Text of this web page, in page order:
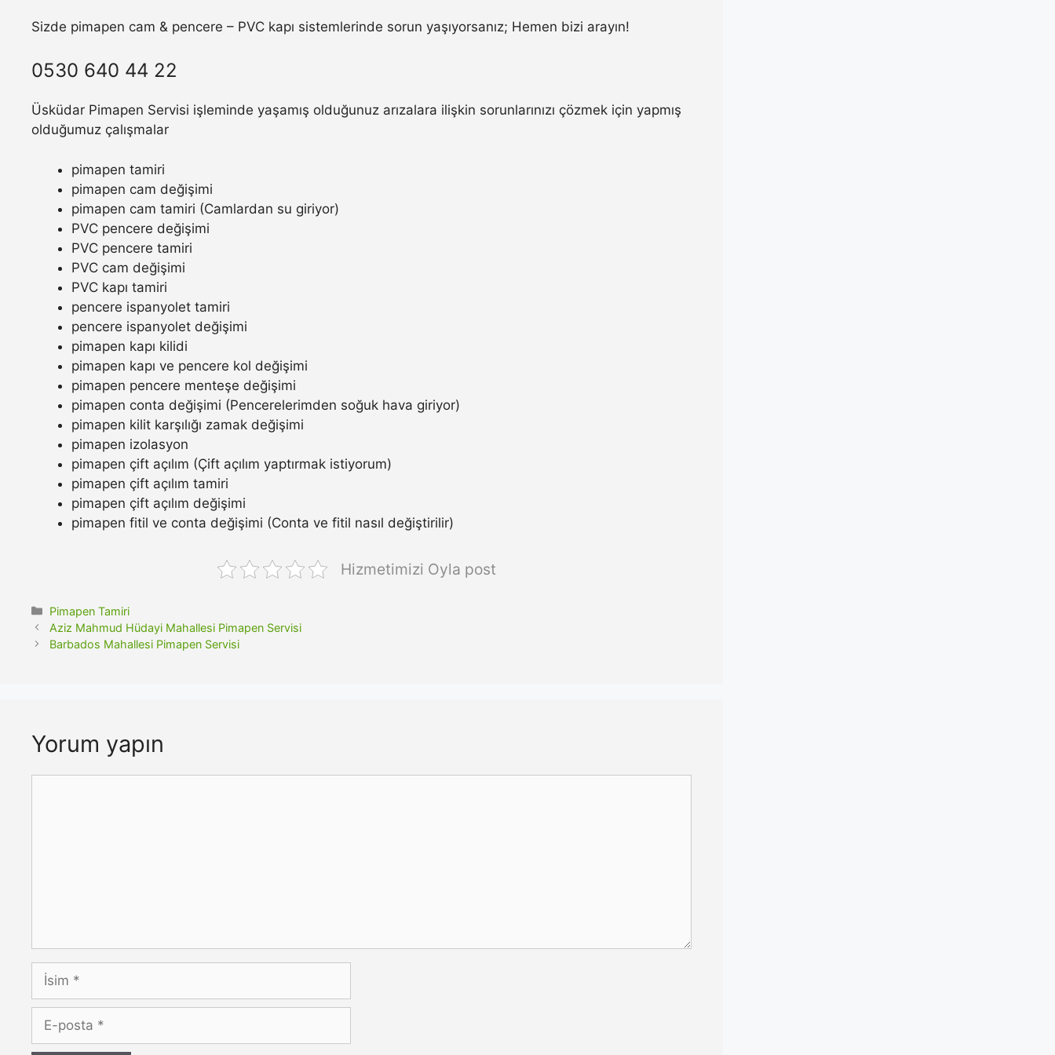
Sizde pimapen cam & pencere – PVC kapı sistemlerinde sorun yaşıyorsanız; Hemen bizi arayın!
0530 640 44 22
Üsküdar Pimapen Servisi işleminde yaşamış olduğunuz arızalara ilişkin sorunlarınızı çözmek için yapmış
olduğumuz çalışmalar
pimapen tamiri
pimapen cam değişimi
pimapen cam tamiri (Camlardan su giriyor)
PVC pencere değişimi
PVC pencere tamiri
PVC cam değişimi
PVC kapı tamiri
pencere ispanyolet tamiri
pencere ispanyolet değişimi
pimapen kapı kilidi
pimapen kapı ve pencere kol değişimi
pimapen pencere menteşe değişimi
pimapen conta değişimi (Pencerelerimden soğuk hava giriyor)
pimapen kilit karşılığı zamak değişimi
pimapen izolasyon
pimapen çift açılım (Çift açılım yaptırmak istiyorum)
pimapen çift açılım tamiri
pimapen çift açılım değişimi
pimapen fitil ve conta değişimi (Conta ve fitil nasıl değiştirilir)
Hizmetimizi Oyla post
Kategoriler
Pimapen Tamiri
Aziz Mahmud Hüdayi Mahallesi Pimapen Servisi
Barbados Mahallesi Pimapen Servisi
Yorum yapın
İsim
posta